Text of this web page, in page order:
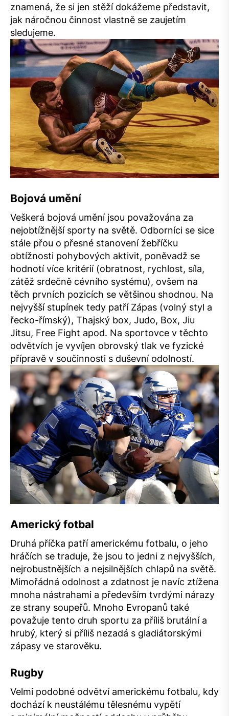
znamená, že si jen stěží dokážeme představit,
jak náročnou činnost vlastně se zaujetím
sledujeme.
Bojová umění
Veškerá bojová umění jsou považována za
nejobtížnější sporty na světě. Odborníci se sice
stále přou o přesné stanovení žebříčku
obtížnosti pohybových aktivit, poněvadž se
hodnotí více kritérií (obratnost, rychlost, síla,
zátěž srdečně cévního systému), ovšem na
těch prvních pozicích se většinou shodnou. Na
nejvyšší stupínek tedy patří Zápas (volný styl a
řecko-římský), Thajský box, Judo, Box, Jiu
Jitsu, Free Fight apod. Na sportovce v těchto
odvětvích je vyvíjen obrovský tlak ve fyzické
přípravě v součinnosti s duševní odolností.
Americký fotbal
Druhá příčka patří americkému fotbalu, o jeho
hráčích se traduje, že jsou to jedni z nejvyšších,
nejrobustnějších a nejsilnějších chlapů na světě.
Mimořádná odolnost a zdatnost je navíc ztížena
mnoha nástrahami a především tvrdými nárazy
ze strany soupeřů. Mnoho Evropanů také
považuje tento druh sportu za příliš brutální a
hrubý, který si příliš nezadá s gladiátorskými
zápasy ve starověku.
Rugby
Velmi podobné odvětví americkému fotbalu, kdy
dochází k neustálému tělesnému vypětí